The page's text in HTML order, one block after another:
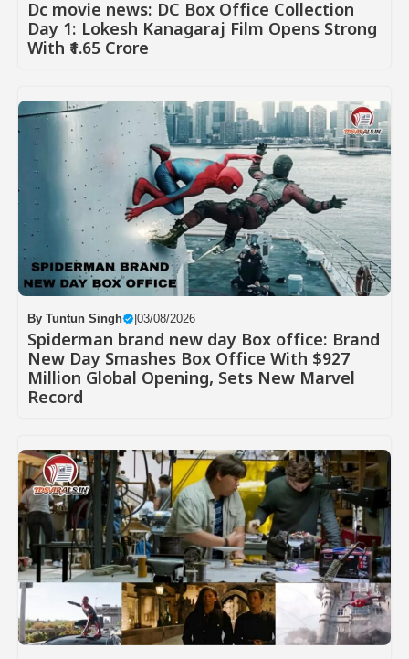
Dc movie news: DC Box Office Collection
Day 1: Lokesh Kanagaraj Film Opens Strong
With ₹1.65 Crore
By Tuntun Singh 03/08/2026
Spiderman brand new day Box office: Brand
New Day Smashes Box Office With $927
Million Global Opening, Sets New Marvel
Record